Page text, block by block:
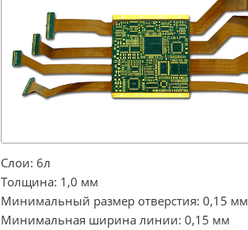
Слои: 6л
Толщина: 1,0 мм
Минимальный размер отверстия: 0,15 мм
Минимальная ширина линии: 0,15 мм